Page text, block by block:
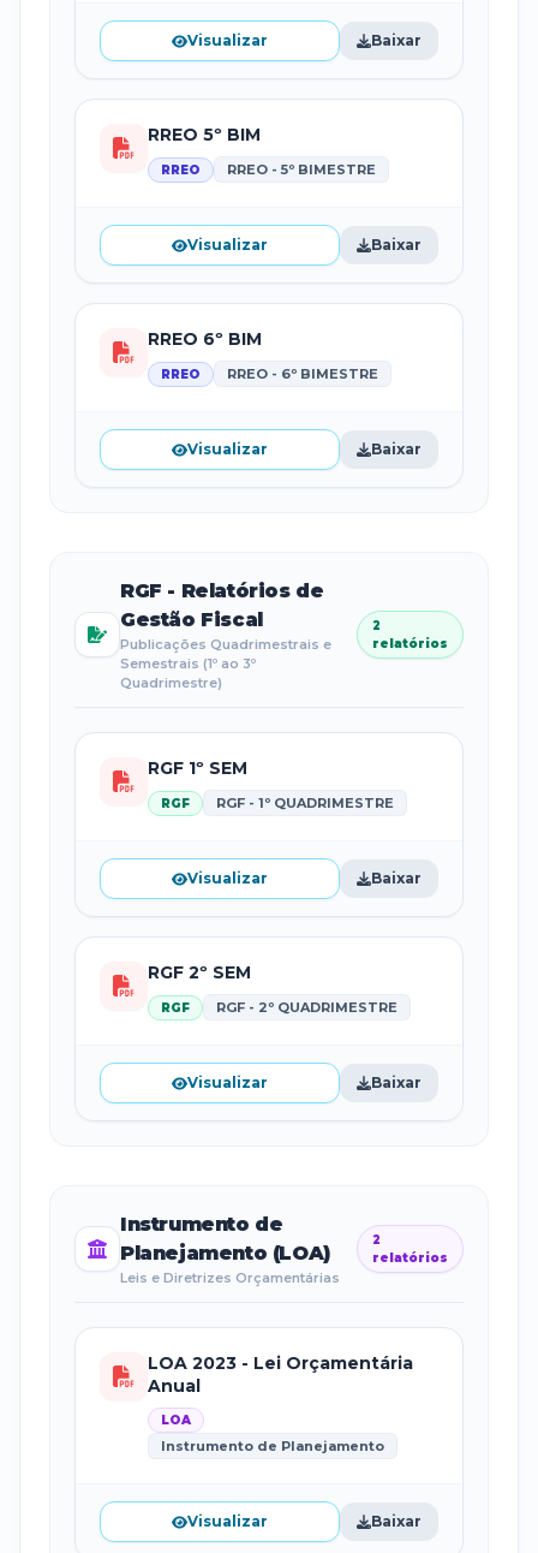
Visualizar Baixar
RREO 5º BIM
RREO RREO - 5º BIMESTRE
Visualizar Baixar
RREO 6º BIM
RREO RREO - 6º BIMESTRE
Visualizar Baixar
RGF - Relatórios de
Gestão Fiscal
Publicações Quadrimestrais e
Semestrais (1º ao 3º
Quadrimestre)
2
relatórios
RGF 1º SEM
RGF RGF - 1º QUADRIMESTRE
Visualizar Baixar
RGF 2º SEM
RGF RGF - 2º QUADRIMESTRE
Visualizar Baixar
Instrumento de
Planejamento (LOA)
Leis e Diretrizes Orçamentárias
2
relatórios
LOA 2023 - Lei Orçamentária
Anual
LOA
Instrumento de Planejamento
Visualizar Baixar